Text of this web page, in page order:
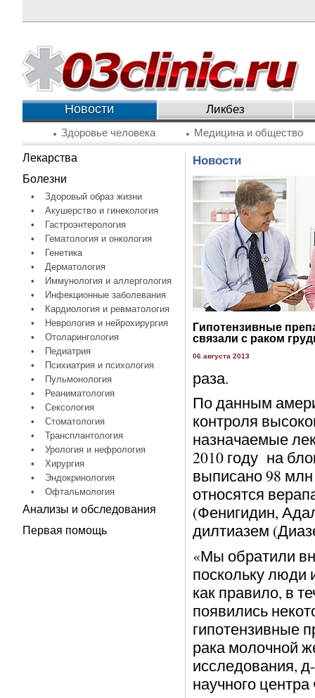
Новости Ликбез
Здоровье человека Медицина и общество
Лекарства
Болезни
•
Здоровый образ жизни
•
Акушерство и гинекология
•
Гастроэнтерология
•
Гематология и онкология
•
Генетика
•
Дерматология
•
Иммунология и аллергология
•
Инфекционные заболевания
•
Кардиология и ревматология
•
Неврология и нейрохирургия
•
Отоларингология
•
Педиатрия
•
Психиатрия и психология
•
Пульмонология
•
Реаниматология
•
Сексология
•
Стоматология
•
Трансплантология
•
Урология и нефрология
•
Хирургия
•
Эндокринология
•
Офтальмология
Анализы и обследования
Первая помощь
Новости
Гипотензивные
связали с раком
06 августа 2013
раза.
По данным
контроля
назначаемые
2010 году на
выписано 98 млн
относятся
(Фенигидин,
дилтиазем
«Мы обратили
поскольку люди
как правило, в
появились
гипотензивные
рака молочной
исследования,
научного